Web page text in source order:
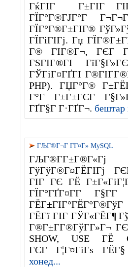
ГќГІГ Г±ГІГ
ГЇГ°Г®ГЈГ°Г
ГЇГ°Г®Г±ГІГ®
ГЇГіГІГј. Гџ
Г® ГІГ®Г¬, ГЄГ ГЄ
ГЅГІГ®ГІ
ГЎГіГ¤ГҐГІ
PHP). ГЏГ°Г®
Г°Г Г±Г±ГЄГ
ГҐГ§Г Г·ГҐГ¬. бештар
ГЉГ®Г¬Г Г­Г¤Г» MySQL
ГЉГ®Г­Г±Г®Г«Гј
ГўГўГ®Г¤ГЁГІГј
ГІГ ГЄ ГЁ
ГЇГ°ГҐГ¤Г­Г
ГЁГї ГІГ ГЎГ«ГЁГ¶
Г®Г±Г­Г®ГўГ­Г»Г¬
SHOW, USE ГЁ
ГЄГ Г¦Г¤ГіГѕ
хонед...